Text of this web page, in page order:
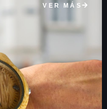
VER MÁS